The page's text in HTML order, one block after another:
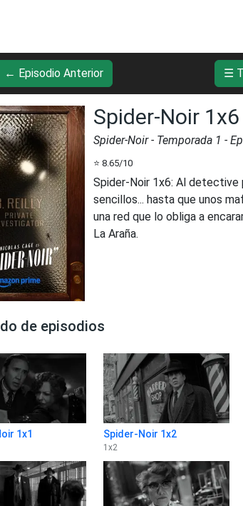
← Episodio Anterior ☰
Spider-Noir 1x6
Spider-Noir- Temporada 1 -
⭐ 8.65/10
Spider-Noir 1x6: Al detective
sencillos... hasta que unos
una red que lo obliga a
La Araña.
de episodios
1x1 Spider-Noir 1x2
1 x2